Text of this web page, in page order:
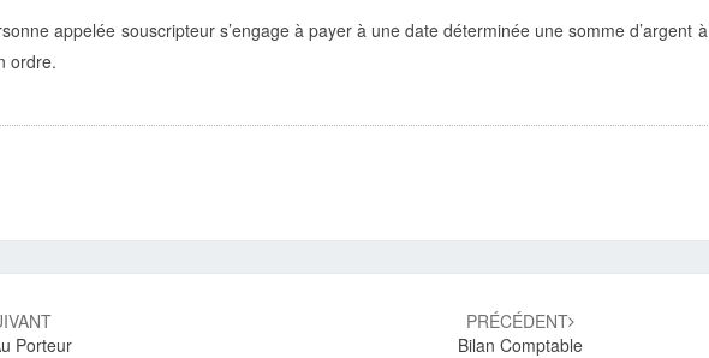
appelée souscripteur s’engage à payer à une date déterminée une somme d’argent à
ordre.
Porteur
PRÉCÉDENT
Bilan Comptable